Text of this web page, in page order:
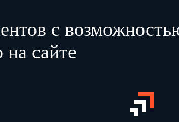
филиала
количество,
ед.
2
с
на сайте